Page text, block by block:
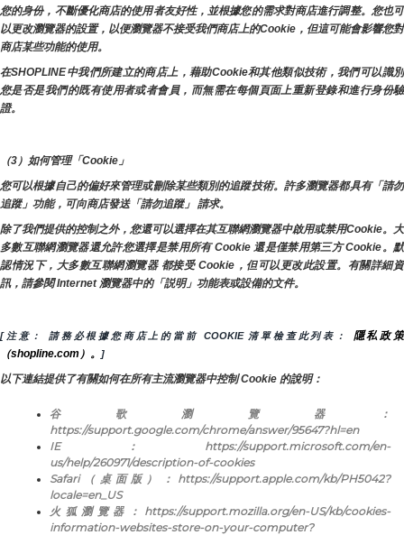
您的身份，不斷優化商店的使用者友好性，並根據您的需求對商店進行調整。您也可
以更改瀏覽器的設置，以便瀏覽器不接受我們商店上的Cookie，但這可能會影響您對
商店某些功能的使用。
在SHOPLINE中我們所建立的商店上，藉助Cookie和其他類似技術，我們可以識別
您是否是我們的既有使用者或者會員，而無需在每個頁面上重新登錄和進行身份驗
證。
（3）如何管理「Cookie」
您可以根據自己的偏好來管理或刪除某些類別的追蹤技術。許多瀏覽器都具有「請勿
追蹤」功能，可向商店發送「請勿追蹤」 請求。
除了我們提供的控制之外，您還可以選擇在其互聯網瀏覽器中啟用或禁用Cookie。大
多數互聯網瀏覽器還允許您選擇是禁用所有 Cookie 還是僅禁用第三方 Cookie。默
認情況下，大多數互聯網瀏覽器 都接受 Cookie，但可以更改此設置。有關詳細資
訊，請參閱 Internet 瀏覽器中的「説明」功能表或設備的文件。
[注意： 請務必根據您商店上的當前 COOKIE 清單檢查此列表：
隱私政策
（shopline.com）。
]
以下連結提供了有關如何在所有主流瀏覽器中控制 Cookie 的說明：
谷歌瀏覽器：
https://support.google.com/chrome/answer/95647?hl=en
IE：https://support.microsoft.com/en-
us/help/260971/description-of-cookies
Safari（桌面版）：https://support.apple.com/kb/PH5042?
locale=en_US
火狐瀏覽器：https://support.mozilla.org/en-US/kb/cookies-
information-websites-store-on-your-computer?